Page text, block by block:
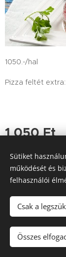
1050.-/hal
Pizza feltét
1 050Ft
Tutajos
Sütiket
működését és
felhasználói
Csak a
Összes